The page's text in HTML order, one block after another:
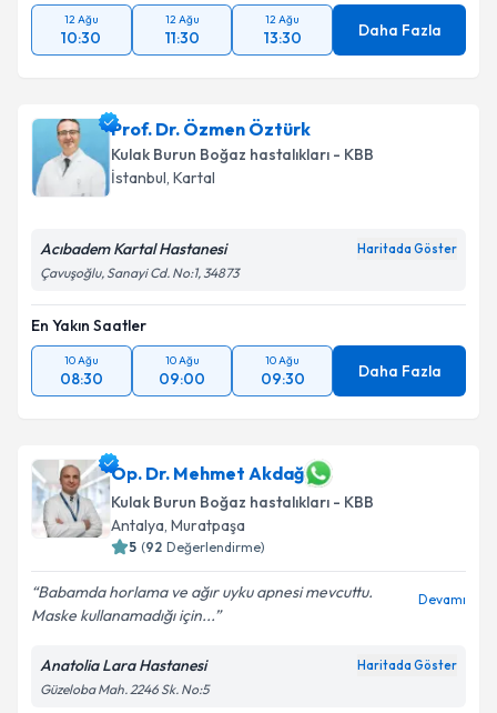
12 Ağu
10:30
12 Ağu
11:30
12 Ağu
13:30 Daha Fazla
Prof. Dr. Özmen Öztürk
Kulak Burun Boğaz hastalıkları - KBB
İstanbul, Kartal
Acıbadem Kartal Hastanesi Haritada Göster
Çavuşoğlu, Sanayi Cd. No:1, 34873
En Yakın Saatler
10 Ağu
08:30
10 Ağu
09:00
10 Ağu
09:30 Daha Fazla
Op. Dr. Mehmet Akdağ
Kulak Burun Boğaz hastalıkları - KBB
Antalya, Muratpaşa
5 (92 Değerlendirme)
Babamda horlama ve ağır uyku apnesi mevcuttu.
Maske kullanamadığı için...
Devamı
Anatolia Lara Hastanesi Haritada Göster
Güzeloba Mah. 2246 Sk. No:5